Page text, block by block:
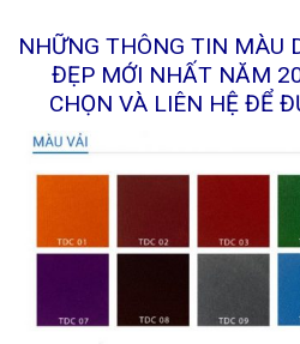
NHỮNG THÔNG TIN MÀU
ĐẸP MỚI NHẤT NĂM
CHỌN VÀ LIÊN HỆ ĐỂ